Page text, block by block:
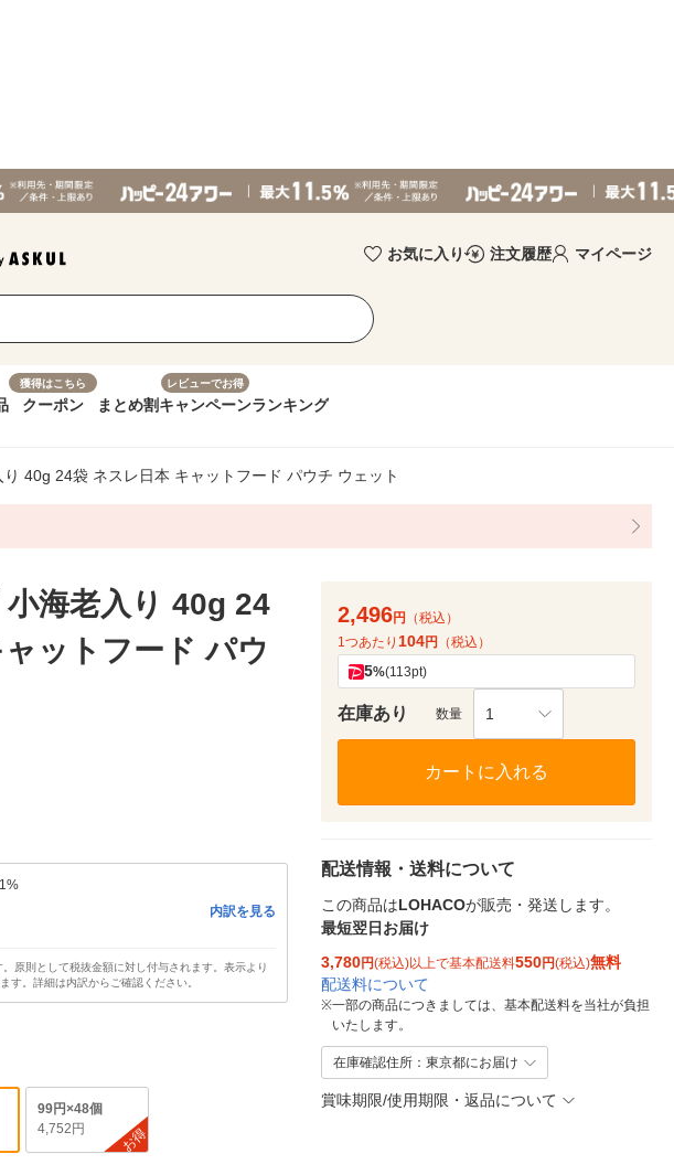
お気に入り 注文履歴 マイページ
獲得はこちら
クーポン まとめ割
レビューでお得
キャンペーンランキング
40g 24袋 ネスレ日本 キャットフード パウチ ウェット
海老入り 40g 24
ットフード パウ
内訳を見る
原則として税抜金額に対し付与されます。表示より
す。詳細は内訳からご確認ください。
99円×48個
4,752円
お得
2,496円
（税込）
1つあたり 104円 （税込）
5%(113pt)
在庫あり 数量 1
カートに入れる
配送情報・送料について
この商品はLOHACOが販売・発送します。
最短翌日お届け
3,780円(税込)以上で基本配送料550円(税込)無料
配送料について
※一部の商品につきましては、基本配送料を当社が負担
いたします。
在庫確認住所：東京都にお届け
賞味期限/使用期限・返品について